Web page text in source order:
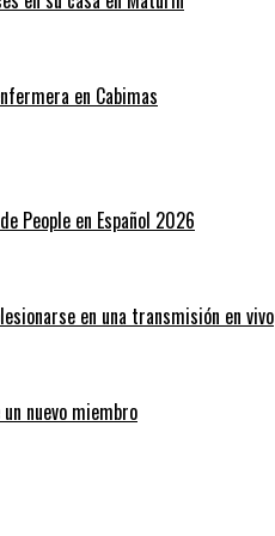
en Cabimas
People en Español 2026
en una transmisión en vivo
nuevo miembro